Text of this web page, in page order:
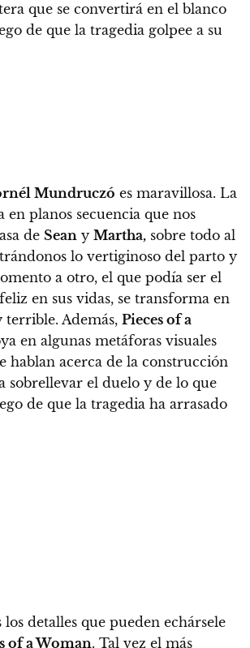
que se convertirá en el blanco
de que la tragedia golpee a su
Mundruczó es maravillosa. La
en planos secuencia que nos
de Sean y Martha, sobre todo al
lo vertiginoso del parto y
a otro, el que podía ser el
en sus vidas, se transforma en
terrible. Además, Pieces of a
en algunas metáforas visuales
hablan acerca de la construcción
sobrellevar el duelo y de lo que
de que la tragedia ha arrasado
detalles que pueden echársele
of a Woman. Tal vez el más